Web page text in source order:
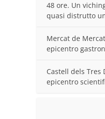
48 ore. Un
quasi distrutto
Mercat de
epicentro
Castell dels
epicentro